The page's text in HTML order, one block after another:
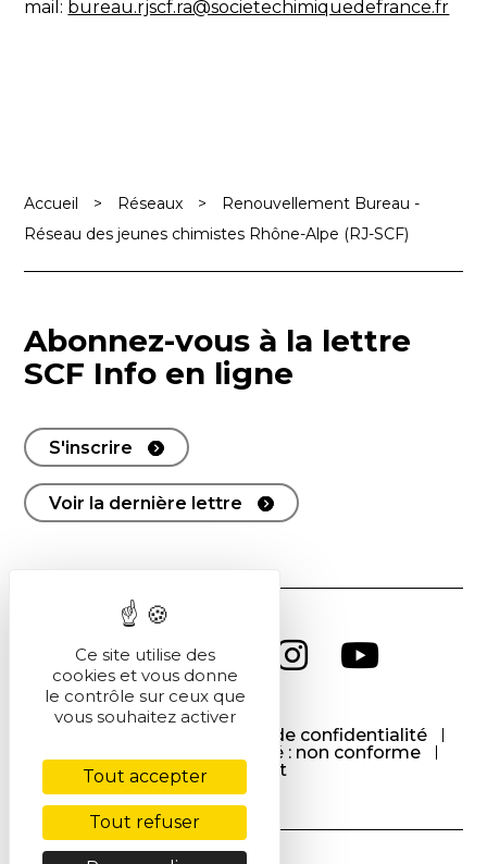
mail: bureau.rjscf.ra@societechimiquedefrance.fr
Accueil > Réseaux >
Renouvellement Bureau -
Réseau des jeunes chimistes Rhône-Alpe (RJ-SCF)
Abonnez-vous à la lettre
SCF Info en ligne
S'inscrire
Voir la dernière lettre
Politique de confidentialité
Accessibilité : non conforme
Contact
Ce site utilise des
cookies et vous donne
le contrôle sur ceux que
vous souhaitez activer
Tout accepter
Tout refuser